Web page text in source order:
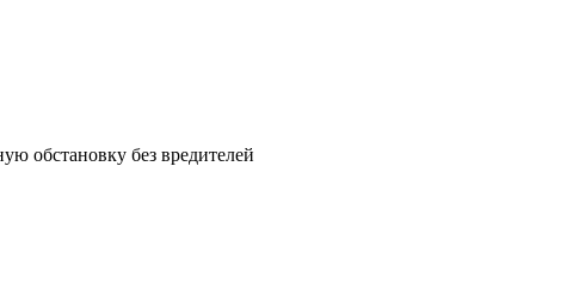
обстановку без вредителей